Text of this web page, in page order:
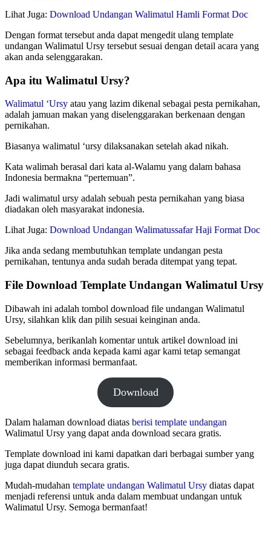
Lihat Juga: Download Undangan Walimatul Hamli Format Doc
Dengan format tersebut anda dapat mengedit ulang template
undangan Walimatul Ursy tersebut sesuai dengan detail acara yang
akan anda selenggarakan.
Apa itu Walimatul Ursy?
Walimatul ‘Ursy atau yang lazim dikenal sebagai pesta pernikahan,
adalah jamuan makan yang diselenggarakan berkenaan dengan
pernikahan.
Biasanya walimatul ‘ursy dilaksanakan setelah akad nikah.
Kata walimah berasal dari kata al-Walamu yang dalam bahasa
Indonesia bermakna “pertemuan”.
Jadi walimatul ursy adalah sebuah pesta pernikahan yang biasa
diadakan oleh masyarakat indonesia.
Lihat Juga: Download Undangan Walimatussafar Haji Format Doc
Jika anda sedang membutuhkan template undangan pesta
pernikahan, tentunya anda sudah berada ditempat yang tepat.
File Download Template Undangan Walimatul Ursy
Dibawah ini adalah tombol download file undangan Walimatul
Ursy, silahkan klik dan pilih sesuai keinginan anda.
Sebelumnya, berikanlah komentar untuk artikel download ini
sebagai feedback anda kepada kami agar kami tetap semangat
memberikan informasi bermanfaat.
Download
Dalam halaman download diatas berisi template undangan
Walimatul Ursy yang dapat anda download secara gratis.
Template download ini kami dapatkan dari berbagai sumber yang
juga dapat diunduh secara gratis.
Mudah-mudahan template undangan Walimatul Ursy diatas dapat
menjadi referensi untuk anda dalam membuat undangan untuk
Walimatul Ursy. Semoga bermanfaat!